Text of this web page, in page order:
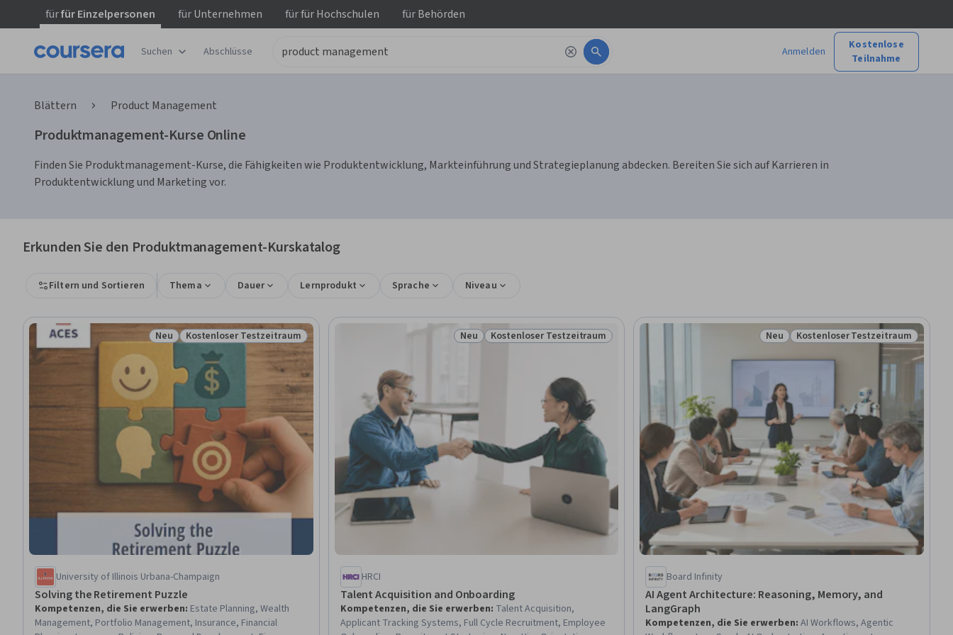
fürfür Einzelpersonen fürUnternehmen fürfür Hochschulen fürBehörden
Suchen Abschlüsse Anmelden
Kostenlose
Teilnahme
Blättern Product Management
Produktmanagement-Kurse Online
Finden Sie Produktmanagement-Kurse, die Fähigkeiten wie Produktentwicklung, Markteinführung und Strategieplanung abdecken. Bereiten Sie sich auf Karrieren in
Produktentwicklung und Marketing vor.
Erkunden Sie den Produktmanagement-Kurskatalog
Filtern und Sortieren Thema Dauer Lernprodukt Sprache Niveau
Status: Neu
Neu Status: Kostenloser Testzeitraum
Kostenloser Testzeitraum
University of Illinois Urbana-Champaign
Solving the Retirement Puzzle
Kompetenzen, die Sie erwerben: Estate Planning, Wealth
Management, Portfolio Management, Insurance, Financial
Status: Neu
Neu Status: Kostenloser Testzeitraum
Kostenloser Testzeitraum
HRCI
Talent Acquisition and Onboarding
Kompetenzen, die Sie erwerben: Talent Acquisition,
Applicant Tracking Systems, Full Cycle Recruitment, Employee
Status: Neu
Neu Status: Kostenloser
Kostenloser Testzeitraum
Board Infinity
AI Agent Architecture: Reasoning, Memory, and
LangGraph
Kompetenzen, die Sie erwerben:AI Workflows, Agentic